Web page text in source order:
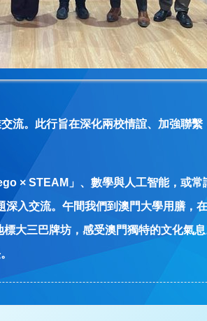
。此行旨在深化兩校情誼、加強聯
× STEAM」、數學與人工智能，或
入交流。午間我們到澳門大學用膳，
大三巴牌坊，感受澳門獨特的文化氣